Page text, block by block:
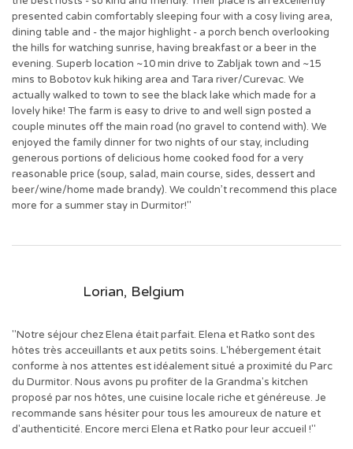
presented cabin comfortably sleeping four with a cosy living area,
dining table and - the major highlight - a porch bench overlooking
the hills for watching sunrise, having breakfast or a beer in the
evening. Superb location ~10 min drive to Zabljak town and ~15
mins to Bobotov kuk hiking area and Tara river/Curevac. We
actually walked to town to see the black lake which made for a
lovely hike! The farm is easy to drive to and well sign posted a
couple minutes off the main road (no gravel to contend with). We
enjoyed the family dinner for two nights of our stay, including
generous portions of delicious home cooked food for a very
reasonable price (soup, salad, main course, sides, dessert and
beer/wine/home made brandy). We couldn’t recommend this place
more for a summer stay in Durmitor!"
Lorian, Belgium
"Notre séjour chez Elena était parfait. Elena et Ratko sont des
hôtes très acceuillants et aux petits soins. L'hébergement était
conforme à nos attentes est idéalement situé a proximité du Parc
du Durmitor. Nous avons pu profiter de la Grandma's kitchen
proposé par nos hôtes, une cuisine locale riche et généreuse. Je
recommande sans hésiter pour tous les amoureux de nature et
d'authenticité. Encore merci Elena et Ratko pour leur accueil !"